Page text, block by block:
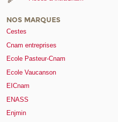
NOS MARQUES
Cestes
Cnam entreprises
Ecole Pasteur-Cnam
Ecole Vaucanson
EICnam
ENASS
Enjmin